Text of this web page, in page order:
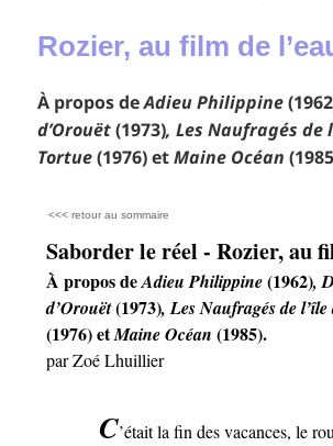
Rozier, au film de
À propos deAdieu Philippine
d’Orouët(1973), Les Naufragés de
Tortue(1976) etMaine Océan
<<< retour au sommaire